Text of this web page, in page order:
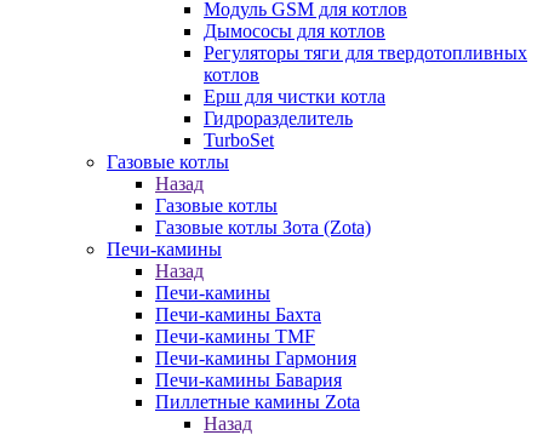
Модуль GSM для котлов
Дымососы для котлов
Регуляторы тяги для твердотопливных
котлов
Ерш для чистки котла
Гидроразделитель
TurboSet
Газовые котлы
Назад
Газовые котлы
Газовые котлы Зота (Zota)
Печи-камины
Назад
Печи-камины
Печи-камины Бахта
Печи-камины TMF
Печи-камины Гармония
Печи-камины Бавария
Пиллетные камины Zota
Назад